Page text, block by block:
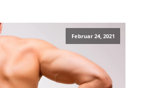
Februar 24, 2021